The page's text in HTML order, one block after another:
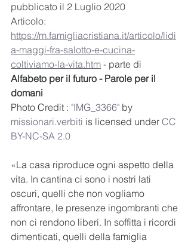
pubblicato il 2 Luglio 2020
Articolo:
https://m.famigliacristiana.it/articolo/lidi
a-maggi-fra-salotto-e-cucina-
coltiviamo-la-vita.htm - parte di
Alfabeto per il futuro - Parole per il
domani
Photo Credit : "IMG_3366" by
missionari.verbiti is licensed under CC
BY-NC-SA 2.0
«La casa riproduce ogni aspetto della
vita. In cantina ci sono i nostri lati
oscuri, quelli che non vogliamo
affrontare, le presenze ingombranti che
non ci rendono liberi. In soffitta i ricordi
dimenticati, quelli della famiglia